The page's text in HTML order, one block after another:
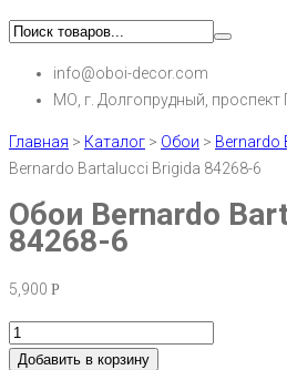
info@oboi-decor.com
МО, г. Долгопрудный, проспект
Главная > Каталог > Обои > Bernardo
Bernardo Bartalucci Brigida 84268-6
Обои Bernardo
84268-6
5,900 Р
Добавить в корзину